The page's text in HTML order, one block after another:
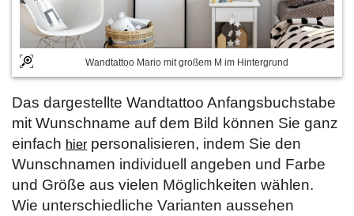
Wandtattoo Mario mit großem M im Hintergrund
Das dargestellte Wandtattoo Anfangsbuchstabe
mit Wunschname auf dem Bild können Sie ganz
einfach hier personalisieren, indem Sie den
Wunschnamen individuell angeben und Farbe
und Größe aus vielen Möglichkeiten wählen.
Wie unterschiedliche Varianten aussehen